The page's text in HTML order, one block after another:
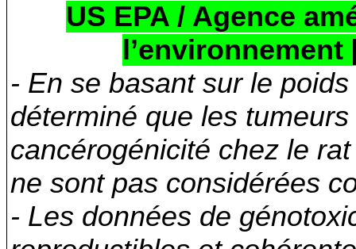
US EPA / Agence
- En se basant sur le
déterminé que les
cancérogénicité chez le
ne sont pas considérées
- Les données de